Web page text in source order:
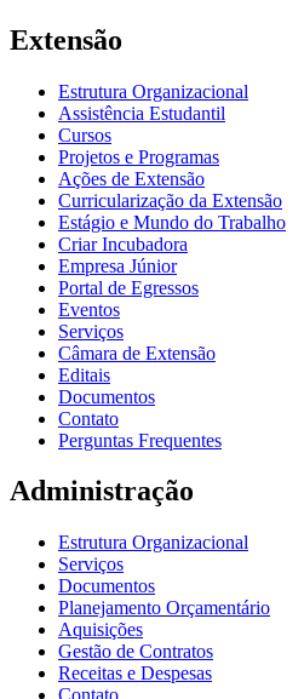
Extensão
Estrutura Organizacional
Assistência Estudantil
Cursos
Projetos e Programas
Ações de Extensão
Curricularização da Extensão
Estágio e Mundo do Trabalho
Criar Incubadora
Empresa Júnior
Portal de Egressos
Eventos
Serviços
Câmara de Extensão
Editais
Documentos
Contato
Perguntas Frequentes
Administração
Estrutura Organizacional
Serviços
Documentos
Planejamento Orçamentário
Aquisições
Gestão de Contratos
Receitas e Despesas